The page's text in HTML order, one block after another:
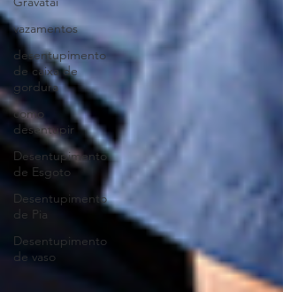
vazamentos
desentupimento
de caixa de
gordura
como
desentupir
Desentupimento
de Esgoto
Desentupimento
de Pia
Desentupimento
de vaso